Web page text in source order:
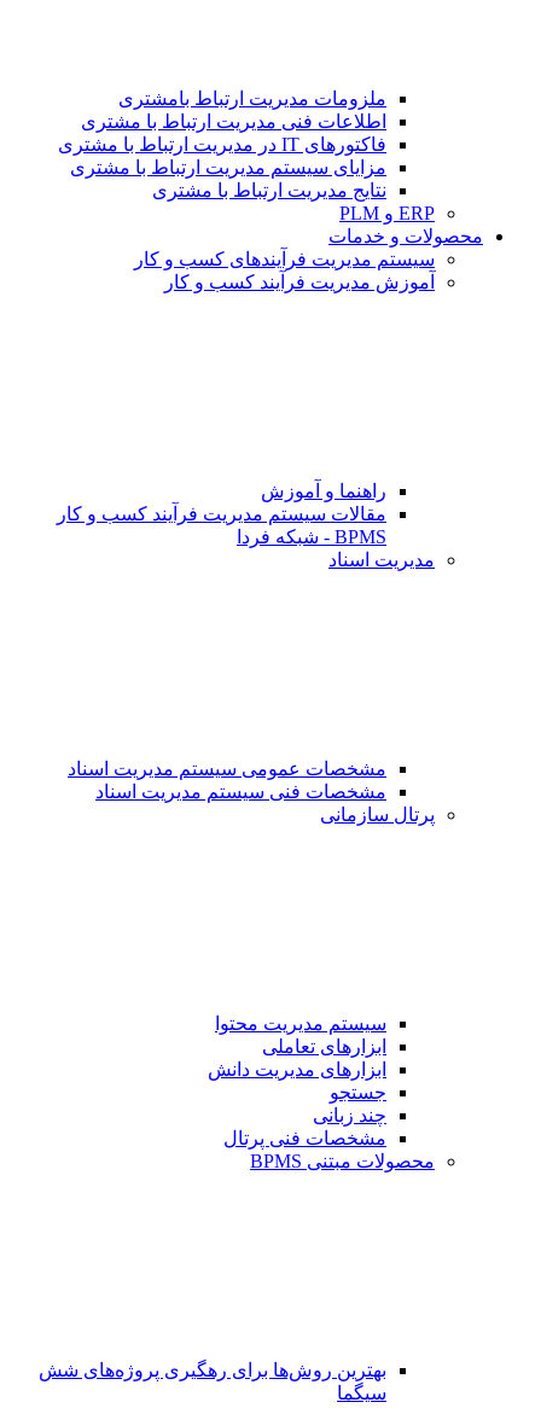
ملزومات مدیریت ارتباط بامشتری
اطلاعات فنی مدیریت ارتباط با مشتری
فاکتورهای IT در مدیریت ارتباط با مشتری
مزایای سیستم مدیریت ارتباط با مشتری
نتایج مدیریت ارتباط با مشتری
ERP و PLM
محصولات و خدمات
سیستم مدیریت فرآیندهای کسب و کار
آموزش مدیریت فرآیند کسب و کار
راهنما و آموزش
مقالات سیستم مدیریت فرآیند کسب و کار
BPMS - شبکه فردا
مدیریت اسناد
مشخصات عمومی سیستم مدیریت اسناد
مشخصات فنی سیستم مدیریت اسناد
پرتال سازمانی
سیستم مدیریت محتوا
ابزارهای تعاملی
ابزارهای مدیریت دانش
جستجو
چند زبانی
مشخصات فنی پرتال
محصولات مبتنی BPMS
بهترین روش‌ها برای رهگیری پروژه‌های شش
سیگما